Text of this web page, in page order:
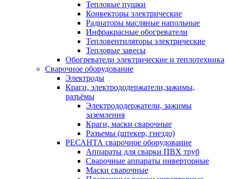
Тепловые пушки
Конвекторы электрические
Радиаторы масляные напольные
Инфракрасные обогреватели
Тепловентиляторы электрические
Тепловые завесы
Обогреватели электрические и теплотехника
Сварочное оборудование
Электроды
Краги, электрододержатели,зажимы,
разъёмы
Электрододержатели, зажимы
заземления
Краги, маски сварочные
Разъемы (штекер, гнездо)
РЕСАНТА сварочное оборудование
Аппараты для сварки ПВХ труб
Сварочные аппараты инверторные
Маски сварочные